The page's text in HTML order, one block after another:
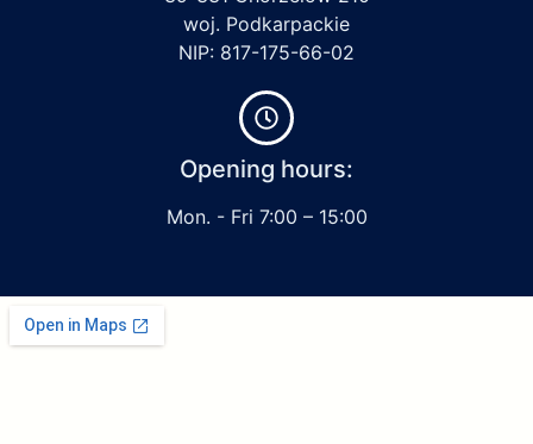
woj. Podkarpackie
NIP: 817-175-66-02
Opening hours:
Mon. - Fri 7:00 – 15:00